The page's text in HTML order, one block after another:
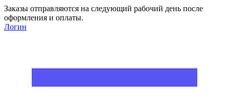
Заказы отправляются на следующий рабочий день после
оформления и оплаты.
Логин